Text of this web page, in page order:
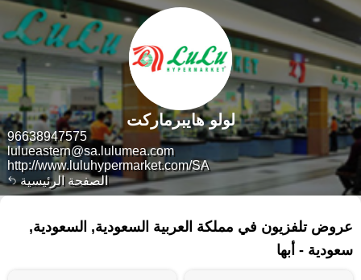
الصفحة الرئيسية
96638947575
lulueastern@sa.lulumea.com
http://www.luluhypermarket.com/SA
لولو هايبرماركت
عروض تلفزيون في مملكة العربية السعودية, السعودية,
سعودية - أبها